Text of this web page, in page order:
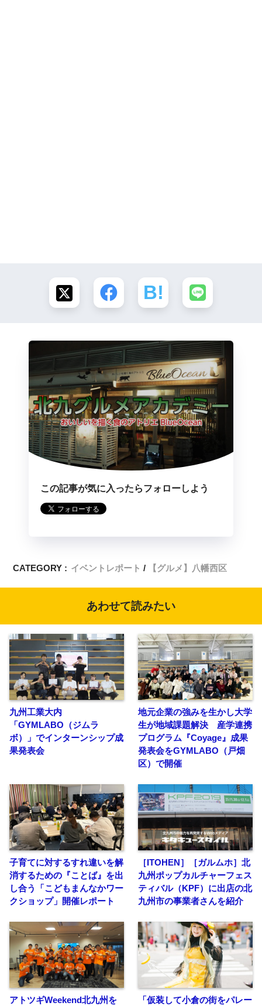
この記事が気に入ったらフォローしよう
CATEGORY : イベントレポート 【グルメ】八幡西区
あわせて読みたい
九州工業大内
「GYMLABO（ジムラ
ボ）」でインターンシップ成
果発表会
地元企業の強みを生かし大学
生が地域課題解決 産学連携
プログラム『Coyage』成果
発表会をGYMLABO（戸畑
区）で開催
子育てに対するすれ違いを解
消するための『ことば』を出
し合う「こどもまんなかワー
クショップ」開催レポート
［ITOHEN］［ガルムホ］北
九州ポップカルチャーフェス
ティバル（KPF）に出店の北
九州市の事業者さんを紹介
アトツギWeekend北九州を
「仮装して小倉の街をパレー